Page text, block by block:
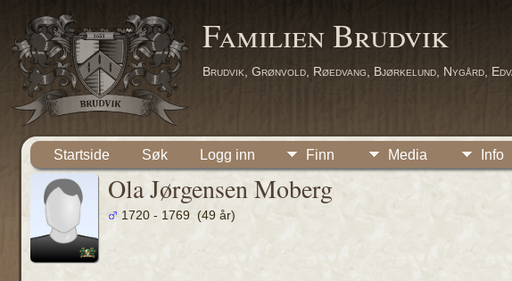
Familien Brudvik
Brudvik, Grønvold, Røedvang, Bjørkelund, Nygård,
Startside Søk Logg inn Finn Media Info
Ola Jørgensen Moberg
1720 - 1769 (49 år)